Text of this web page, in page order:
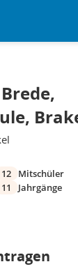
12
Mitschüler
11
Jahrgänge